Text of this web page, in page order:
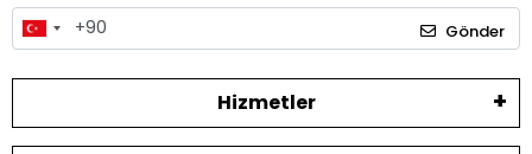
Gönder
Hizmetler